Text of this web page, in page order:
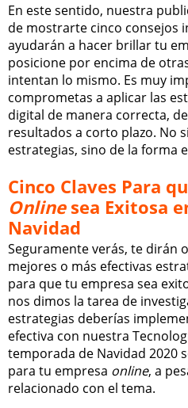
En este sentido, nuestra
de mostrarte cinco consejos
ayudarán a hacer brillar tu
posicione por encima de
intentan lo mismo. Es muy
comprometas a aplicar las
digital de manera correcta,
resultados a corto plazo. No
estrategias, sino de la forma
Cinco Claves Para
Onlinesea Exitosa
Navidad
Seguramente verás, te dirán
mejores o más efectivas
para que tu empresa sea
nos dimos la tarea de
estrategias deberías
efectiva con nuestra
temporada de Navidad 2020
para tu empresa online, a
relacionado con el tema.